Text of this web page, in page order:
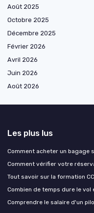
Août 2025
Octobre 2025
Décembre 2025
Février 2026
Avril 2026
Juin 2026
Août 2026
Les plus lus
Comment acheter un bagage
Comment vérifier votre
Tout savoir sur la formation
Combien de temps dure le vol
Comprendre le salaire d'un